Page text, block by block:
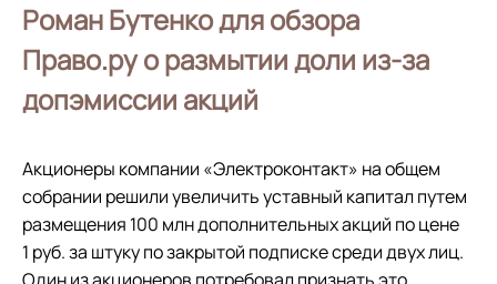
Контакты
EN
Роман Бутенко для обзора
Право.ру о размытии доли из-за
допэмиссии акций
Акционеры компании «Электроконтакт» на общем
собрании решили увеличить уставный капитал путем
размещения 100 млн дополнительных акций по цене
1 руб. за штуку по закрытой подписке среди двух лиц.